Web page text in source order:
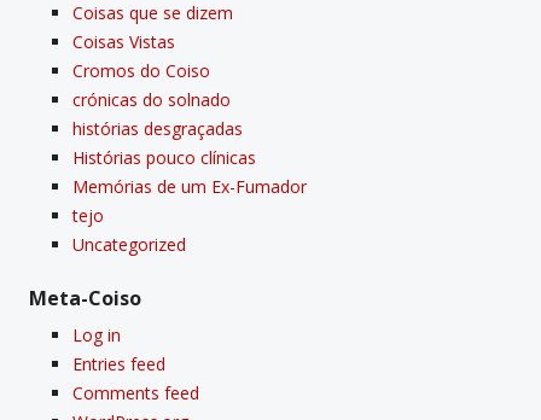
Coisas que se dizem
Coisas Vistas
Cromos do Coiso
crónicas do solnado
histórias desgraçadas
Histórias pouco clí­nicas
Memórias de um Ex-Fumador
tejo
Uncategorized
Meta-Coiso
Log in
Entries feed
Comments feed